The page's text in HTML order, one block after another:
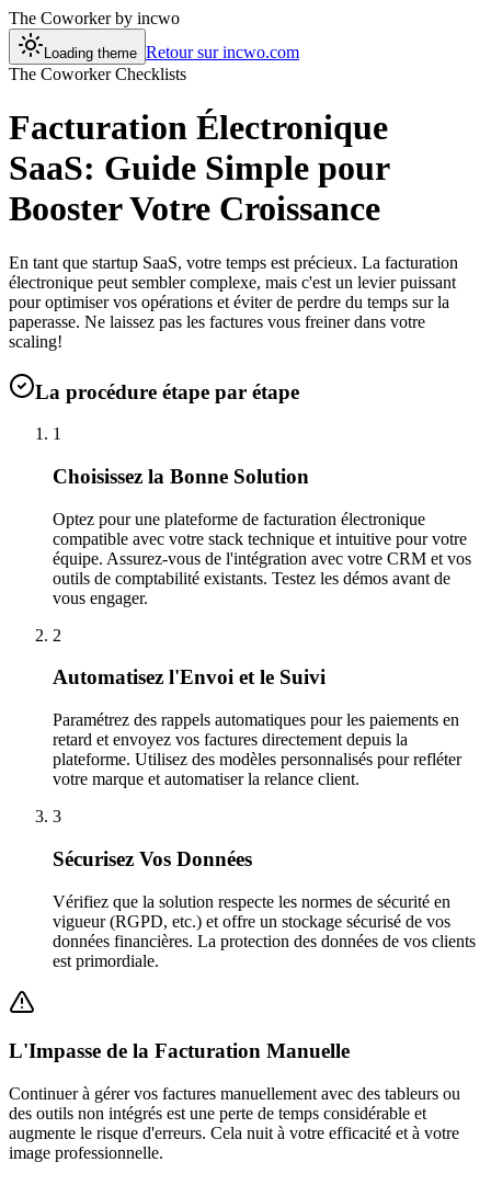
The Coworkerby incwo
Loading theme Retour sur incwo.com
The Coworker Checklists
Facturation Électronique
SaaS: Guide Simple pour
Booster Votre Croissance
En tant que startup SaaS, votre temps est précieux. La facturation
électronique peut sembler complexe, mais c'est un levier puissant
pour optimiser vos opérations et éviter de perdre du temps sur la
paperasse. Ne laissez pas les factures vous freiner dans votre
scaling!
La procédure étape par étape
1
Choisissez la Bonne Solution
Optez pour une plateforme de facturation électronique
compatible avec votre stack technique et intuitive pour votre
équipe. Assurez-vous de l'intégration avec votre CRM et vos
outils de comptabilité existants. Testez les démos avant de
vous engager.
2
Automatisez l'Envoi et le Suivi
Paramétrez des rappels automatiques pour les paiements en
retard et envoyez vos factures directement depuis la
plateforme. Utilisez des modèles personnalisés pour refléter
votre marque et automatiser la relance client.
3
Sécurisez Vos Données
Vérifiez que la solution respecte les normes de sécurité en
vigueur (RGPD, etc.) et offre un stockage sécurisé de vos
données financières. La protection des données de vos clients
est primordiale.
L'Impasse de la Facturation Manuelle
Continuer à gérer vos factures manuellement avec des tableurs ou
des outils non intégrés est une perte de temps considérable et
augmente le risque d'erreurs. Cela nuit à votre efficacité et à votre
image professionnelle.